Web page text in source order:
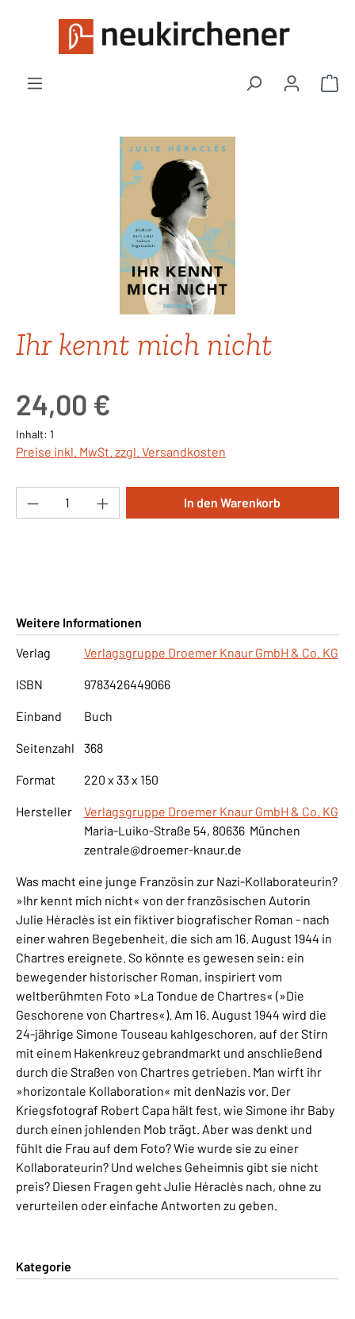
Zum Hauptinhalt springen
Bildergalerie überspringen
Ihr kennt mich nicht
24,00 €
Inhalt: 1
Preise inkl. MwSt. zzgl. Versandkosten
Produkt Anzahl: Gib den gewünschten
In den Warenkorb
Weitere Informationen
Verlag
Verlagsgruppe Droemer Knaur GmbH & Co. KG
ISBN 9783426449066
Einband Buch
Seitenzahl 368
Format 220 x 33 x 150
Hersteller
Verlagsgruppe Droemer Knaur GmbH & Co. KG
Maria-Luiko-Straße 54, 80636 München
zentrale@droemer-knaur.de
Was macht eine junge Französin zur Nazi-Kollaborateurin?
»Ihr kennt mich nicht« von der französischen Autorin
Julie Héraclès ist ein fiktiver biografischer Roman - nach
einer wahren Begebenheit, die sich am 16. August 1944 in
Chartres ereignete. So könnte es gewesen sein: ein
bewegender historischer Roman, inspiriert vom
weltberühmten Foto »La Tondue de Chartres« (»Die
Geschorene von Chartres«). Am 16. August 1944 wird die
24-jährige Simone Touseau kahlgeschoren, auf der Stirn
mit einem Hakenkreuz gebrandmarkt und anschließend
durch die Straßen von Chartres getrieben. Man wirft ihr
»horizontale Kollaboration« mit denNazis vor. Der
Kriegsfotograf Robert Capa hält fest, wie Simone ihr Baby
durch einen johlenden Mob trägt. Aber was denkt und
fühlt die Frau auf dem Foto? Wie wurde sie zu einer
Kollaborateurin? Und welches Geheimnis gibt sie nicht
preis? Diesen Fragen geht Julie Héraclès nach, ohne zu
verurteilen oder einfache Antworten zu geben.
Kategorie